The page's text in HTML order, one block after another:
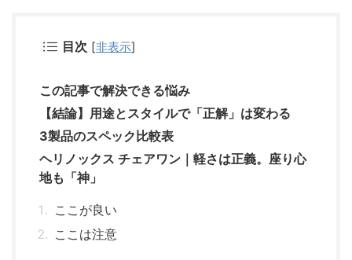
目次 [非表示]
この記事で解決できる悩み
【結論】用途とスタイルで「正解」は変わる
3製品のスペック比較表
ヘリノックス チェアワン｜軽さは正義。座り心
地も「神」
ここが良い
ここは注意